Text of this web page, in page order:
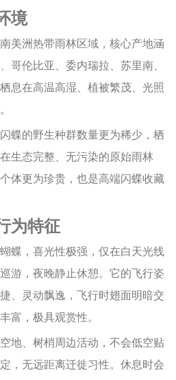
境
美洲热带雨林区域，核心产地涵
哥伦比亚、委内瑞拉、苏里南、
息在高温高湿、植被繁茂、光照
蝶的野生种群数量更为稀少，栖
生态完整、无污染的原始雨林
体更为珍贵，也是高端闪蝶收藏
为特征
蝶，喜光性极强，仅在白天光线
游，夜晚静止休憩。它的飞行姿
、灵动飘逸，飞行时翅面明暗交
富，极具观赏性。
地、树梢周边活动，不会低空贴
，无远距离迁徙习性。休息时会